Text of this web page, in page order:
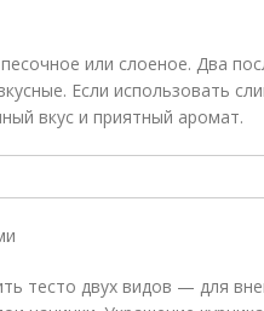
или слоеное. Два
Если использовать
вкус и приятный аромат.
тесто двух видов — для